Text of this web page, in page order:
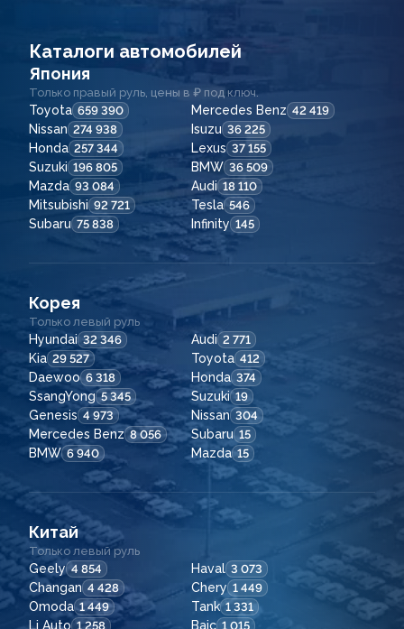
Каталоги автомобилей
Япония
Только правый руль, цены в ₽ под ключ.
Toyota 659 390 Mercedes Benz 42 419
Nissan 274 938 Isuzu 36 225
Honda 257 344 Lexus 37 155
Suzuki 196 805 BMW 36 509
Mazda 93 084 Audi 18 110
Mitsubishi 92 721 Tesla 546
Subaru 75 838 Infinity 145
Корея
Только левый руль
Hyundai 32 346 Audi 2 771
Kia 29 527 Toyota 412
Daewoo 6 318 Honda 374
SsangYong 5 345 Suzuki 19
Genesis 4 973 Nissan 304
Mercedes Benz 8 056 Subaru 15
BMW 6 940 Mazda 15
Китай
Только левый руль
Geely 4 854 Haval 3 073
Changan 4 428 Chery 1 449
Omoda 1 449 Tank 1 331
Li Auto 1 258 Baic 1 015